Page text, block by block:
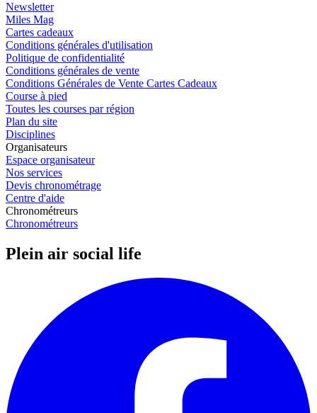
Newsletter
Miles Mag
Cartes cadeaux
Conditions générales d'utilisation
Politique de confidentialité
Conditions générales de vente
Conditions Générales de Vente Cartes Cadeaux
Course à pied
Toutes les courses par région
Plan du site
Disciplines
Organisateurs
Espace organisateur
Nos services
Devis chronométrage
Centre d'aide
Chronométreurs
Chronométreurs
Plein air social life